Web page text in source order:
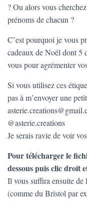
? Ou alors vous
prénoms de chacun ?
C’est pourquoi je vous
cadeaux de Noël dont 5
vous pour agrémenter
Si vous utilisez ces
pas à m’envoyer une
@asterie.creations
Je serais ravie de voir
Pour télécharger le
dessous puis clic droit
Il vous suffira ensuite de
(comme du Bristol par